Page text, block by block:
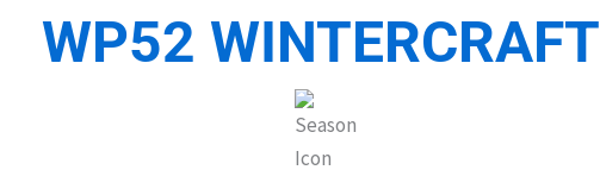
WP52 WINTERCRAFT